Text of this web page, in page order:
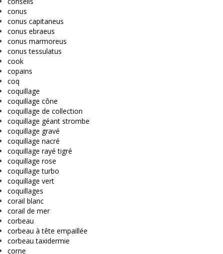
conus
conus capitaneus
conus ebraeus
conus marmoreus
conus tessulatus
cook
copains
coq
coquillage
coquillage cône
coquillage de collection
coquillage géant strombe
coquillage gravé
coquillage nacré
coquillage rayé tigré
coquillage rose
coquillage turbo
coquillage vert
coquillages
corail blanc
corail de mer
corbeau
corbeau à tête empaillée
corbeau taxidermie
corne